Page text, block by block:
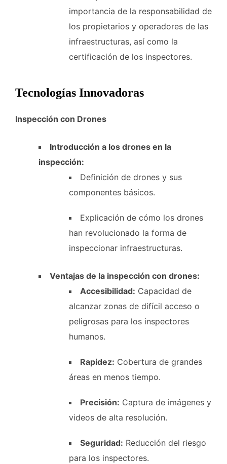
importancia de la responsabilidad de
los propietarios y operadores de las
infraestructuras, así como la
certificación de los inspectores.
Tecnologías Innovadoras
Inspección con Drones
Introducción a los drones en la
inspección:
Definición de drones y sus
componentes básicos.
Explicación de cómo los drones
han revolucionado la forma de
inspeccionar infraestructuras.
Ventajas de la inspección con drones:
Accesibilidad: Capacidad de
alcanzar zonas de difícil acceso o
peligrosas para los inspectores
humanos.
Rapidez: Cobertura de grandes
áreas en menos tiempo.
Precisión: Captura de imágenes y
videos de alta resolución.
Seguridad: Reducción del riesgo
para los inspectores.